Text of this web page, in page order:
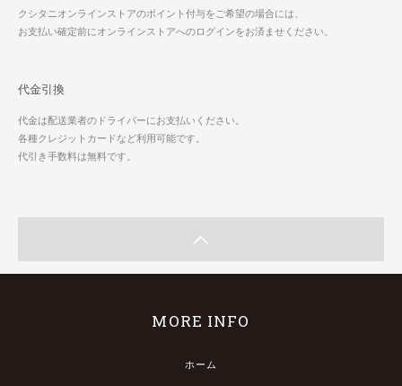
クシタニオンラインストアのポイント付与をご希望の場合には、
お支払い確定前にオンラインストアへのログインをお済ませください。
代金引換
代金は配送業者のドライバーにお支払いください。
各種クレジットカードなど利用可能です。
代引き手数料は無料です。
MORE INFO
ホーム